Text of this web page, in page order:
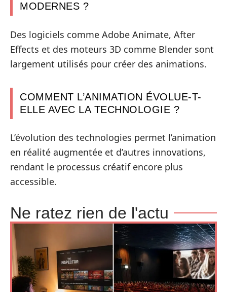
MODERNES ?
Des logiciels comme Adobe Animate, After
Effects et des moteurs 3D comme Blender sont
largement utilisés pour créer des animations.
COMMENT L’ANIMATION ÉVOLUE-T-
ELLE AVEC LA TECHNOLOGIE ?
L’évolution des technologies permet l’animation
en réalité augmentée et d’autres innovations,
rendant le processus créatif encore plus
accessible.
Ne ratez rien de l'actu